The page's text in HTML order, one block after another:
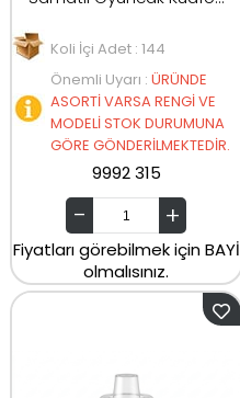
Koli İçi Adet : 144
Önemli Uyarı : ÜRÜNDE
ASORTİ VARSA RENGİ VE
MODELİ STOK DURUMUNA
GÖRE GÖNDERİLMEKTEDİR.
9992 315
Fiyatları görebilmek için BAYİ
olmalısınız.